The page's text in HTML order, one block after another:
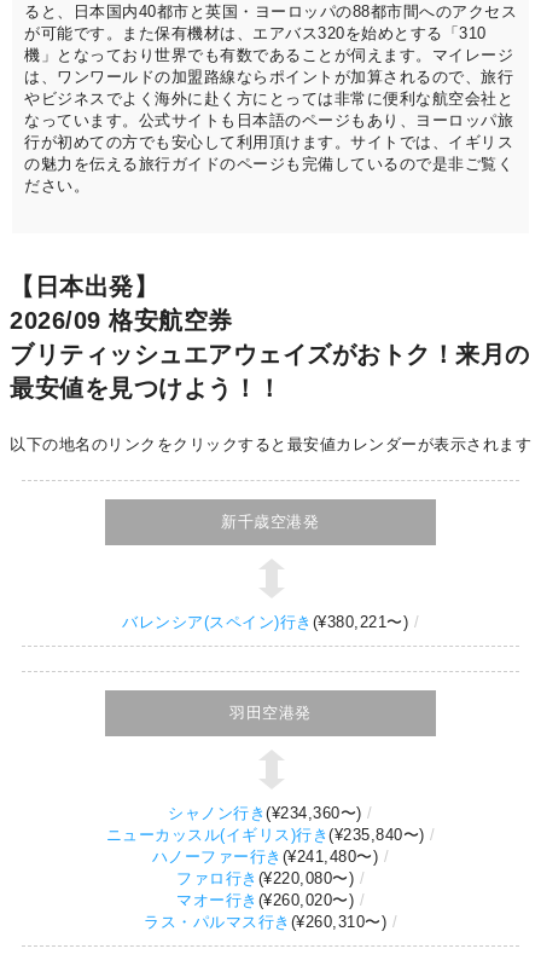
ると、日本国内40都市と英国・ヨーロッパの88都市間へのアクセス
が可能です。また保有機材は、エアバス320を始めとする「310
機」となっており世界でも有数であることが伺えます。マイレージ
は、ワンワールドの加盟路線ならポイントが加算されるので、旅行
やビジネスでよく海外に赴く方にとっては非常に便利な航空会社と
なっています。公式サイトも日本語のページもあり、ヨーロッパ旅
行が初めての方でも安心して利用頂けます。サイトでは、イギリス
の魅力を伝える旅行ガイドのページも完備しているので是非ご覧く
ださい。
【日本出発】
2026/09 格安航空券
ブリティッシュエアウェイズがおトク！来月の
最安値を見つけよう！！
以下の地名のリンクをクリックすると最安値カレンダーが表示されます
新千歳空港発
バレンシア(スペイン)行き (¥380,221〜)
羽田空港発
シャノン行き(¥234,360〜)
ニューカッスル(イギリス)行き (¥235,840〜)
ハノーファー行き (¥241,480〜)
ファロ行き (¥220,080〜)
マオー行き (¥260,020〜)
ラス・パルマス行き (¥260,310〜)